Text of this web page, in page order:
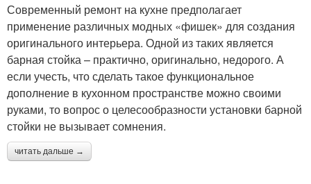
Современный ремонт на кухне предполагает
применение различных модных «фишек» для создания
оригинального интерьера. Одной из таких является
барная стойка – практично, оригинально, недорого. А
если учесть, что сделать такое функциональное
дополнение в кухонном пространстве можно своими
руками, то вопрос о целесообразности установки барной
стойки не вызывает сомнения.
читать дальше →